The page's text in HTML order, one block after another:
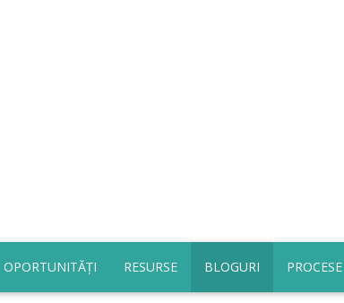
OPORTUNITĂȚI RESURSE BLOGURI